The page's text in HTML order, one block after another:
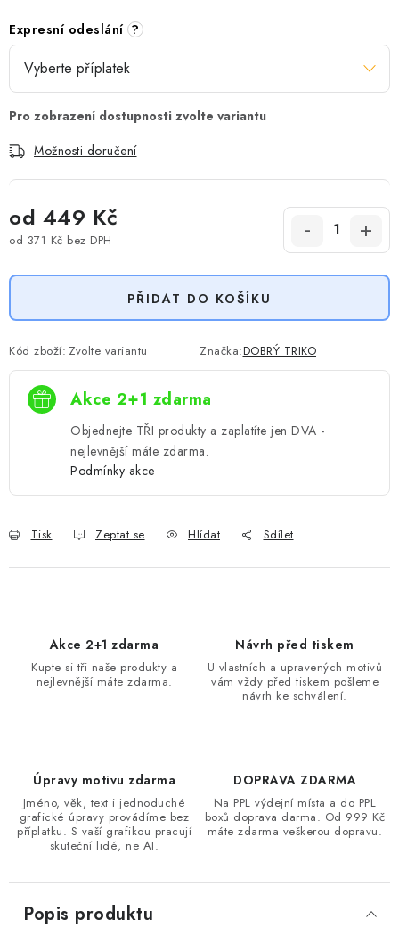
Expresní odeslání ?
Možnosti doručení
od 449 Kč
od 371 Kč bez DPH
PŘIDAT DO KOŠÍKU
Kód zboží: Zvolte variantu Značka:DOBRÝ TRIKO
Akce 2+1 zdarma
Objednejte TŘI produkty a zaplatíte jen DVA -
nejlevnější máte zdarma.
Podmínky akce
Tisk Zeptat se Hlídat Sdílet
Akce 2+1 zdarma
Kupte si tři naše produkty a
nejlevnější máte zdarma.
Návrh před tiskem
U vlastních a upravených motivů
vám vždy před tiskem pošleme
návrh ke schválení.
Úpravy motivu zdarma
Jméno, věk, text i jednoduché
grafické úpravy provádíme bez
příplatku. S vaší grafikou pracují
skuteční lidé, ne AI.
DOPRAVA ZDARMA
Na PPL výdejní místa a do PPL
boxů doprava darma. Od 999 Kč
máte zdarma veškerou dopravu.
Popis produktu